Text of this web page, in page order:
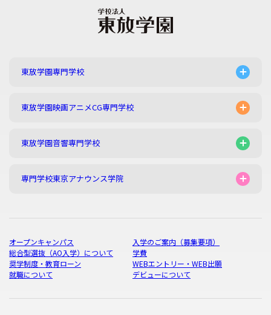
東放学園専門学校
東放学園映画アニメCG専門学校
東放学園音響専門学校
専門学校東京アナウンス学院
オープンキャンパス
入学のご案内（募集要項）
総合型選抜（AO入学）について
学費
奨学制度・教育ローン
WEBエントリー・WEB出願
就職について
デビューについて